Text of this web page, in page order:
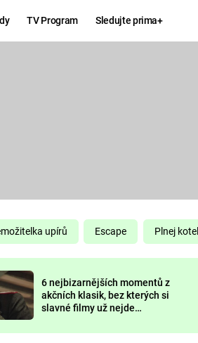
TV Program Sledujte prima+
upírů Escape Plnej kotel
6 nejbizarnějších momentů z
akčních klasik, bez kterých si
slavné filmy už nejde